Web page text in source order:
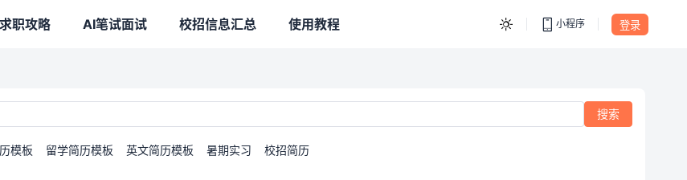
求职攻略 AI笔试面试 校招信息汇总 使用教程 小程序 登录
搜索
模板 留学简历模板 英文简历模板 暑期实习 校招简历